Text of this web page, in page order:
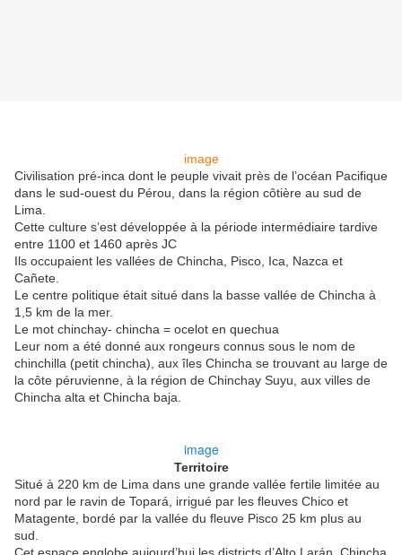
image
Civilisation pré-inca dont le peuple vivait près de l’océan Pacifique
dans le sud-ouest du Pérou, dans la région côtière au sud de
Lima.
Cette culture s’est développée à la période intermédiaire tardive
entre 1100 et 1460 après JC
Ils occupaient les vallées de Chincha, Pisco, Ica, Nazca et
Cañete.
Le centre politique était situé dans la basse vallée de Chincha à
1,5 km de la mer.
Le mot chinchay- chincha = ocelot en quechua
Leur nom a été donné aux rongeurs connus sous le nom de
chinchilla (petit chincha), aux îles Chincha se trouvant au large de
la côte péruvienne, à la région de Chinchay Suyu, aux villes de
Chincha alta et Chincha baja.
image
Territoire
Situé à 220 km de Lima dans une grande vallée fertile limitée au
nord par le ravin de Topará, irrigué par les fleuves Chico et
Matagente, bordé par la vallée du fleuve Pisco 25 km plus au
sud.